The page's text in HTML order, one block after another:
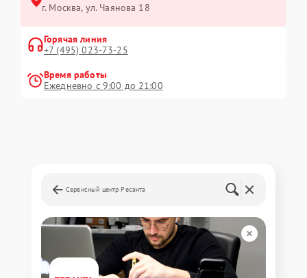
г. Москва, ул. Чаянова 18
Горячая линия
+7 (495) 023-73-25
Время работы
Ежедневно с 9:00 до 21:00
Сервисный центр Ресанта